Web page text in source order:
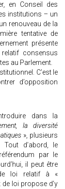
en Conseil des
institutions – un
renouveau de la
tentative de
présente
consensus
au Parlement.
C’est le
d’opposition
dans la
la diversité
», plusieurs
Tout d’abord, le
par le
il peut être
loi relatif à «
loi propose d’y